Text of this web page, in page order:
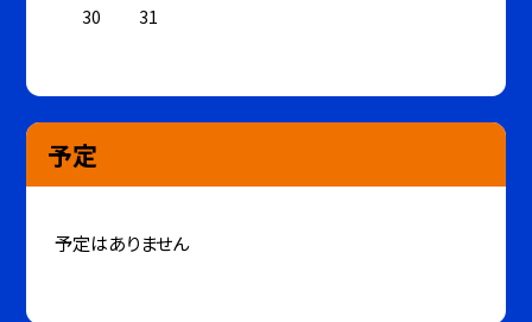
30
31
予定
予定はありません